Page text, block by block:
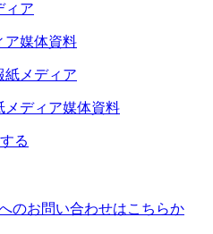
ア媒体資料
メディア媒体資料
のお問い合わせはこちらか